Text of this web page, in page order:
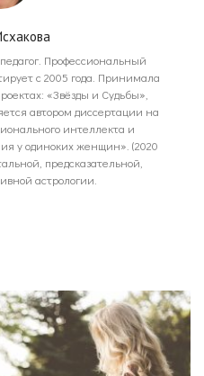
Профессиональный
с 2005 года. Принимала
«Звёзды и Судьбы»,
автором диссертации на
интеллекта и
у одиноких женщин». (2020
предсказательной,
астрологии.